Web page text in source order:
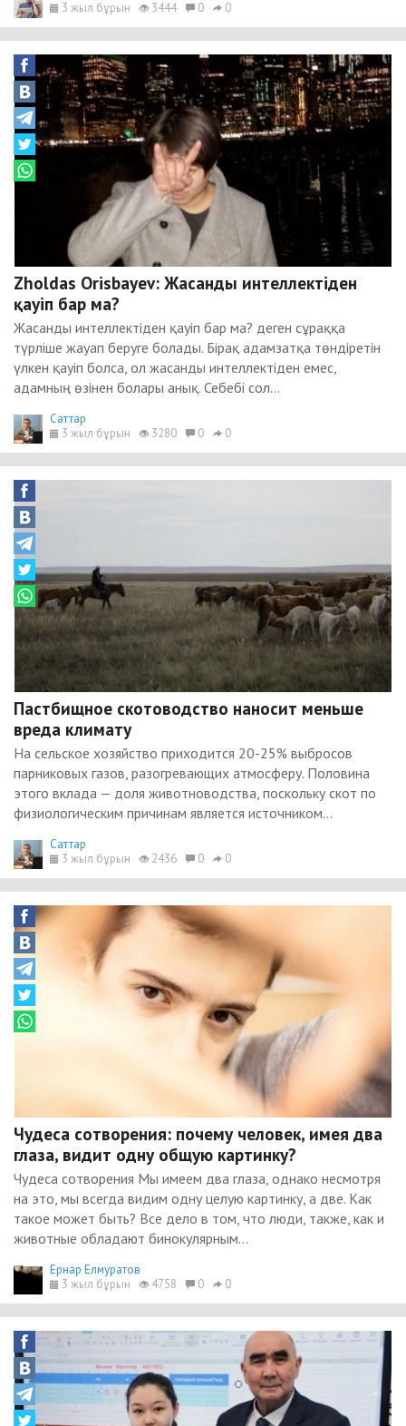
3 жыл бұрын
3444 0 0
Zholdas Orisbayev: Жасанды интеллектіден
қауіп бар ма?
Жасанды интеллектіден қауіп бар ма? деген сұраққа
түрліше жауап беруге болады. Бірақ адамзатқа төндіретін
үлкен қауіп болса, ол жасанды интеллектіден емес,
адамның өзінен болары анық. Себебі сол...
Cаттар
3 жыл бұрын
3280 0 0
Пастбищное скотоводство наносит меньше
вреда климату
На сельское хозяйство приходится 20-25% выбросов
парниковых газов, разогревающих атмосферу. Половина
этого вклада — доля животноводства, поскольку скот по
физиологическим причинам является источником...
Cаттар
3 жыл бұрын
2436 0 0
Чудеса сотворения: почему человек, имея два
глаза, видит одну общую картинку?
Чудеса сотворения Мы имеем два глаза, однако несмотря
на это, мы всегда видим одну целую картинку, а две. Как
такое может быть? Все дело в том, что люди, также, как и
животные обладают бинокулярным...
Ернар Елмуратов
3 жыл бұрын
4758 0 0